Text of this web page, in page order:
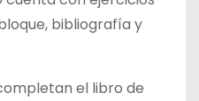
bibliografía y
el libro de